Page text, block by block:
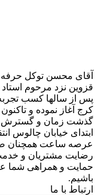
قزوین نزد مرحوم
کرج آغاز نموده و
گذشت زمان و گسترش
ابتدای خیابان چالوس
عرصه ساعت همچنان
رضایت مشتریان و
حمایت و همراهی شما
باشیم.
ارتباط با ما